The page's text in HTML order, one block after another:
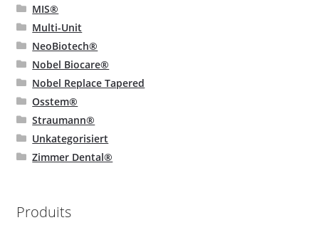
MIS®
Multi-Unit
NeoBiotech®
Nobel Biocare®
Nobel Replace Tapered
Osstem®
Straumann®
Unkategorisiert
Zimmer Dental®
Produits